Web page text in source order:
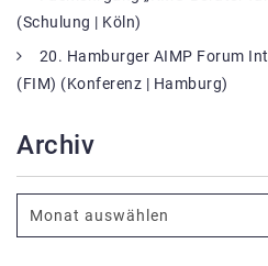
(Schulung | Köln)
20. Hamburger AIMP Forum
(FIM) (Konferenz | Hamburg)
Archiv